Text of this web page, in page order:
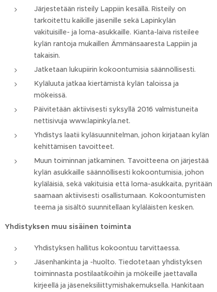
Järjestetään risteily Lappiin kesällä. Risteily on
tarkoitettu kaikille jäsenille sekä Lapinkylän
vakituisille- ja loma-asukkaille. Kianta-laiva risteilee
kylän rantoja mukaillen Ämmänsaaresta Lappiin ja
takaisin.
Jatketaan lukupiirin kokoontumisia säännöllisesti.
Kyläluuta jatkaa kiertämistä kylän taloissa ja
mökeissä.
Päivitetään aktiivisesti syksyllä 2016 valmistuneita
nettisivuja www.lapinkyla.net.
Yhdistys laatii kyläsuunnitelman, johon kirjataan kylän
kehittämisen tavoitteet.
Muun toiminnan jatkaminen. Tavoitteena on järjestää
kylän asukkaille säännöllisesti kokoontumisia, johon
kyläläisiä, sekä vakituisia että loma-asukkaita, pyritään
saamaan aktiivisesti osallistumaan. Kokoontumisten
teema ja sisältö suunnitellaan kyläläisten kesken.
Yhdistyksen muu sisäinen toiminta
Yhdistyksen hallitus kokoontuu tarvittaessa.
Jäsenhankinta ja -huolto. Tiedotetaan yhdistyksen
toiminnasta postilaatikoihin ja mökeille jaettavalla
kirjeellä ja jäseneksiliittymishakemuksella. Hankitaan